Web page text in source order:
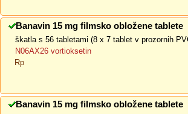
Banavin 15 mg filmsko obložene tablete
škatla s 56 tabletami (8 x 7 tablet v prozornih
N06AX26 vortioksetin
Rp
Banavin 15 mg filmsko obložene tablete